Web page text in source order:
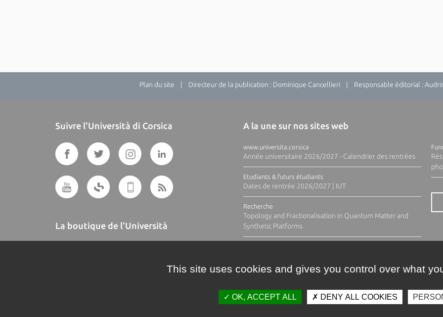
Plan du site | Directeur de la publication : Dominique Cancellieri | Responsable éditorial :
Suivre l'Università di Corsica
La boutique de l'Università
A la une sur nos sites web
www.universita.corsica
Année universitaire 2026/2027 - Calendrier des rentrées
Etudiants & futurs étudiants
Dates de rentrée 2026/2027 | IUT
Recherche
Topology and Fractionalisation in Quantum Matter and
Synthetic Platforms
This site uses cookies and gives you control over what
OK, ACCEPT ALL DENY ALL COOKIES